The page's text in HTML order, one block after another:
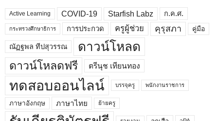
Active Learning COVID-19 Starfish Labz ก.ค.ศ.
กระทรวงศึกษาธิการ การประกวด ครูผู้ช่วย คุรุสภา คู่มือ
ณัฏฐพล ทีปสุวรรณ ดาวน์โหลด
ดาวน์โหลดฟรี ตรีนุช เทียนทอง
ทดสอบออนไลน์ บรรจุครู พนักงานราชการ
ภาษาอังกฤษ ภาษาไทย ย้ายครู